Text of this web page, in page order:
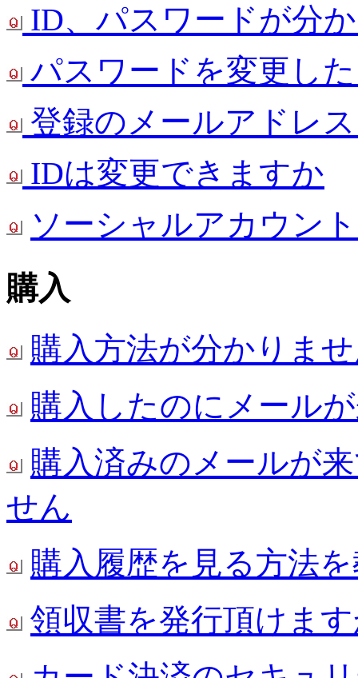
ID、パスワードが分
パスワードを変更し
登録のメールアドレ
IDは変更できますか
ソーシャルアカウン
購入
購入方法が分かりま
購入したのにメール
購入済みのメールが
せん
購入履歴を見る方法
領収書を発行頂けま